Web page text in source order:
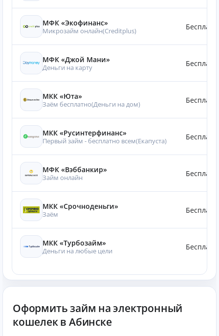
МФК «Экофинанс»
Микрозайм онлайн(Creditplus)
МФК «Джой Мани»
Деньги на карту
МКК «Юта»
Заём бесплатно(Деньги на дом)
МКК «Русинтерфинанс»
Первый займ - бесплатно всем(Eкапуста)
МФК «Вэббанкир»
Займ онлайн
МКК «Срочноденьги»
Заём
МКК «Турбозайм»
Деньги на любые цели
Оформить займ на электронный
кошелек в Абинске